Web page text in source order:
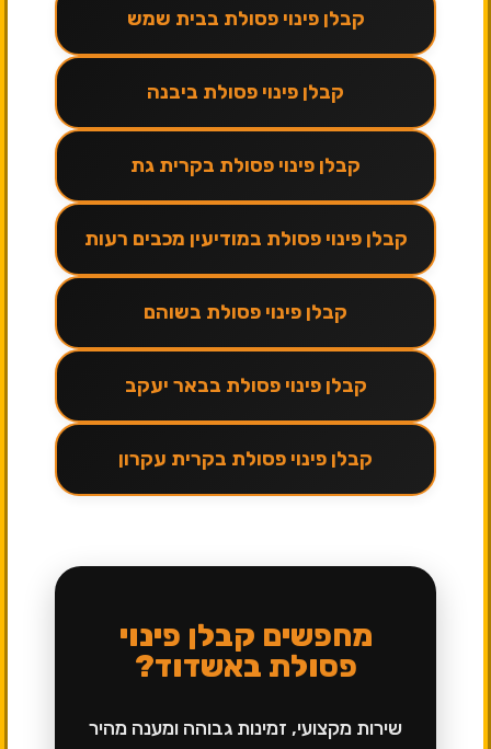
קבלן פינוי פסולת בבית שמש
קבלן פינוי פסולת ביבנה
קבלן פינוי פסולת בקרית גת
קבלן פינוי פסולת במודיעין מכבים רעות
קבלן פינוי פסולת בשוהם
קבלן פינוי פסולת בבאר יעקב
קבלן פינוי פסולת בקרית עקרון
מחפשים קבלן פינוי
פסולת באשדוד?
שירות מקצועי, זמינות גבוהה ומענה מהיר